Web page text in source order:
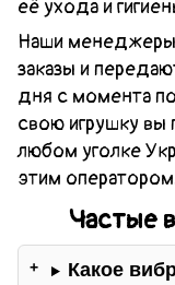
её ухода и
Наши менеджеры
заказы и
дня с момента
свою игрушку вы
любом уголке
этим
Частые
Какое